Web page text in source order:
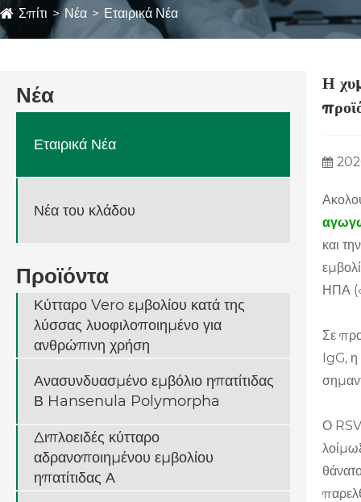
Σπίτι Νέα Εταιρικά Νέα
Νέα
Εταιρικά Νέα
Νέα του κλάδου
Προϊόντα
Κύτταρο Vero εμβολίου κατά της
λύσσας λυοφιλοποιημένο για
ανθρώπινη χρήση
Ανασυνδυασμένο εμβόλιο ηπατίτιδας
Β Hansenula Polymorpha
Διπλοειδές κύτταρο
αδρανοποιημένου εμβολίου
ηπατίτιδας Α
Η
και
ΗΠΑ
Σε
IgG, η
Ο